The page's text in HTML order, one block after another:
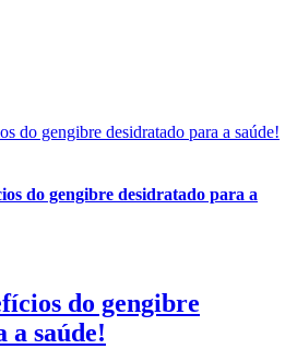
do gengibre desidratado para a saúde!
do gengibre desidratado para a
do gengibre
a saúde!